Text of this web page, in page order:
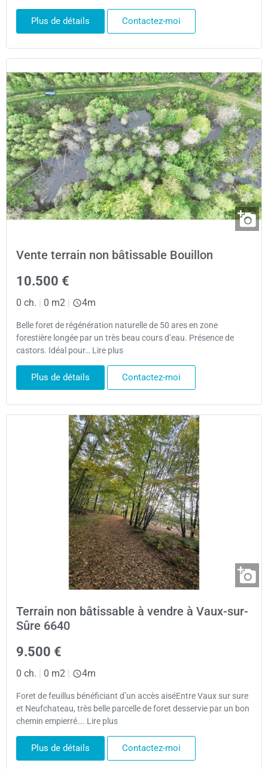
Plus de détails Contactez-moi
Vente terrain non bâtissable Bouillon
10.500 €
0 ch. 0 m2 4m
Belle foret de régénération naturelle de 50 ares en zone
forestière longée par un très beau cours d’eau. Présence de
castors. Idéal pour… Lire plus
Plus de détails Contactez-moi
Terrain non bâtissable à vendre à Vaux-sur-
Sûre 6640
9.500 €
0 ch. | 0 m2 | 4m
Foret de feuillus bénéficiant d’un accès aiséEntre Vaux sur sure
et Neufchateau, très belle parcelle de foret desservie par un bon
chemin empierré…. Lire plus
Plus de détails Contactez-moi